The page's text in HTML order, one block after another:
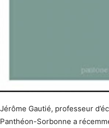
Jérôme Gautié, professeur
Panthéon-Sorbonne a